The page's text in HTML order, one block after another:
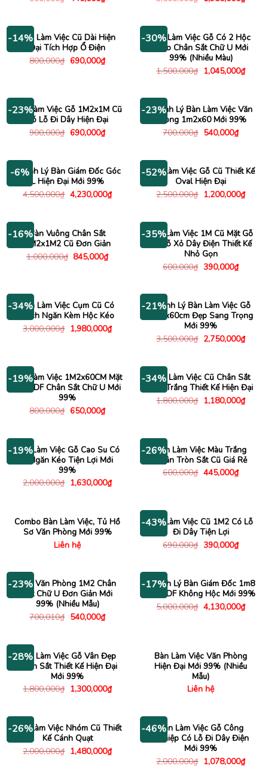
hiện
440,000₫.
gốc hiện
-14%Bàn Làm Việc Cũ Dài Hiện
Đại Tích Hợp Ổ Điện
800,000₫ Giá
690,000₫Giá
hiện
-30%
Bàn Làm Việc Gỗ Có 2 Hộc
Treo Chân Sắt Chữ U Mới
99% (Nhiều Màu)
1,500,000₫ Giá
gốc
1,045,000₫Giá
hiện
-23%
Bàn Làm Việc Gỗ 1M2x1M Cũ
Có Lỗ Đi Dây Hiện Đại
900,000₫ Giá
690,000₫Giá
hiện
690,000₫.
-23%
Thanh Lý Bàn Làm Việc Văn
Phòng 1m2x60 Mới 99%
700,000₫ Giá
540,000₫Giá
hiện
-6%
Thanh Lý Bàn Giám Đốc Góc
L Hiện Đại Mới 99%
4,500,000₫ Giá
gốc
4,230,000₫Giá
hiện
4,230,000₫.
-52%
Bàn Làm Việc Gỗ Cũ Thiết Kế
Oval Hiện Đại
2,500,000₫ Giá
gốc
1,200,000₫Giá
hiện
-16%Bàn Vuông Chân Sắt
1M2x1M2 Cũ Đơn Giản
1,000,000₫ Giá
845,000₫Giá
hiện
-35%
Bàn Làm Việc 1M Cũ Mặt Gỗ
Có Lỗ Xỏ Dây Điện Thiết Kế
Nhỏ Gọn
600,000₫ Giá
390,000₫Giá
hiện
-34%Bàn Làm Việc Cụm Cũ Có
Vách Ngăn Kèm Hộc Kéo
3,000,000₫ Giá
gốc
1,980,000₫Giá
hiện
-21%
Thanh Lý Bàn Làm Việc Gỗ
1m2x60cm Đẹp Sang Trọng
Mới 99%
3,500,000₫ Giá
gốc
2,750,000₫Giá
hiện
-19%
Bàn Làm Việc 1M2x60CM Mặt
Gỗ HDF Chân Sắt Chữ U Mới
99%
800,000₫ Giá
650,000₫Giá
hiện
650,000₫.
-34%
Bàn Làm Việc Cũ Chân Sắt
Sơn Trắng Thiết Kế Hiện Đại
1,800,000₫ Giá
gốc
1,180,000₫Giá
hiện
-19%
Bàn Làm Việc Gỗ Cao Su Có
3 Ngăn Kéo Tiện Lợi Mới
99%
2,000,000₫ Giá
gốc
1,630,000₫Giá
hiện
1,630,000₫.
-26%Bàn Làm Việc Màu Trắng
Chân Tròn Sắt Cũ Giá Rẻ
600,000₫ Giá
445,000₫Giá
hiện
Combo Bàn Làm Việc, Tủ Hồ
Sơ Văn Phòng Mới 99%
Liên hệ
-43%
Bàn Làm Việc Cũ 1M2 Có Lỗ
Đi Dây Tiện Lợi
690,000₫ Giá
390,000₫Giá
hiện
-23%
Bàn Văn Phòng 1M2 Chân
Sắt Chữ U Đơn Giản Mới
99% (Nhiều Mẫu)
700,010₫ Giá
540,000₫Giá
hiện
-17%
Thanh Lý Bàn Giám Đốc 1m8
Gỗ MDF Không Hộc Mới 99%
5,000,000₫ Giá
gốc
4,130,000₫Giá
hiện
-28%
Bàn Làm Việc Gỗ Vân Đẹp
Chân Sắt Thiết Kế Hiện Đại
Mới 99%
1,800,000₫ Giá
gốc
1,300,000₫Giá
hiện
1,300,000₫.
Bàn Làm Việc Văn Phòng
Hiện Đại Mới 99% (Nhiều
Mẫu)
Liên hệ
-26%
Bàn Làm Việc Nhóm Cũ Thiết
Kế Cánh Quạt
2,000,000₫ Giá
gốc
1,480,000₫Giá
hiện
-46%Bàn Làm Việc Gỗ Công
Nghiệp Có Lỗ Đi Dây Điện
Mới 99%
2,000,000₫ Giá
gốc
1,078,000₫Giá
hiện